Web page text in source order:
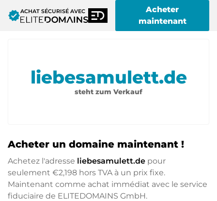
verifiedACHAT SÉCURISÉ AVEC
Acheter
maintenant
liebesamulett.de
steht zum Verkauf
Acheter un domaine maintenant !
Achetez l'adresse liebesamulett.de pour
seulement €2,198 hors TVA à un prix fixe.
Maintenant comme achat immédiat avec le service
fiduciaire de ELITEDOMAINS GmbH.